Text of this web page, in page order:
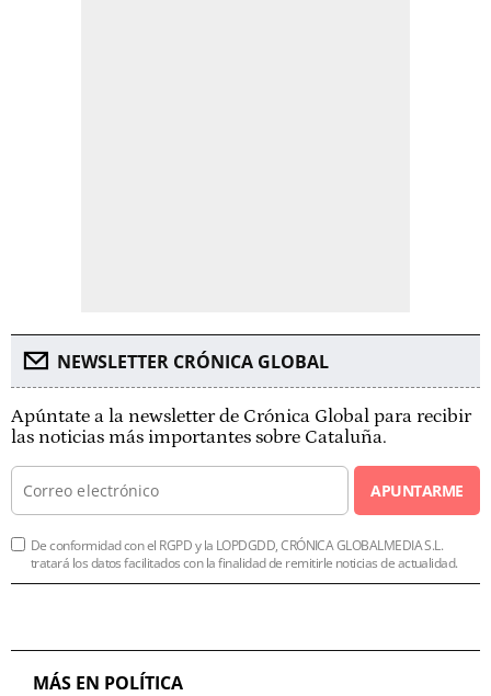
NEWSLETTER CRÓNICA GLOBAL
Apúntate a la newsletter de Crónica Global para recibir
las noticias más importantes sobre Cataluña.
APUNTARME
De conformidad con el RGPD y la LOPDGDD, CRÓNICA GLOBALMEDIA S.L.
tratará los datos facilitados con la finalidad de remitirle noticias de actualidad.
MÁS EN POLÍTICA